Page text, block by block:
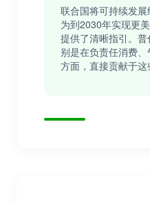
联合国将可持续发展
为到2030年实现更
提供了清晰指引。
别是在负责任消费
方面，直接贡献于这